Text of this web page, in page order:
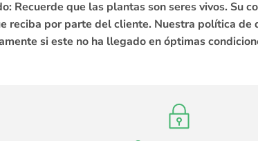
Recuerde que las plantas son seres vivos. Su
reciba por parte del cliente. Nuestra política de
si este no ha llegado en óptimas